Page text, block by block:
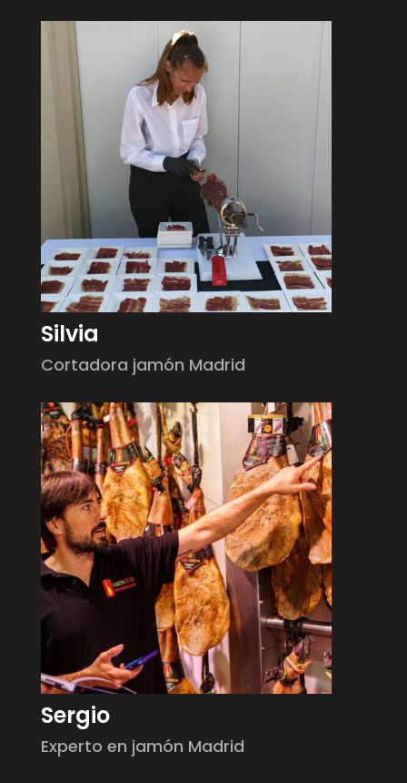
Silvia
Cortadora jamón Madrid
Sergio
Experto en jamón Madrid